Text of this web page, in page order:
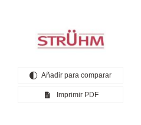
Añadir para comparar
Imprimir PDF